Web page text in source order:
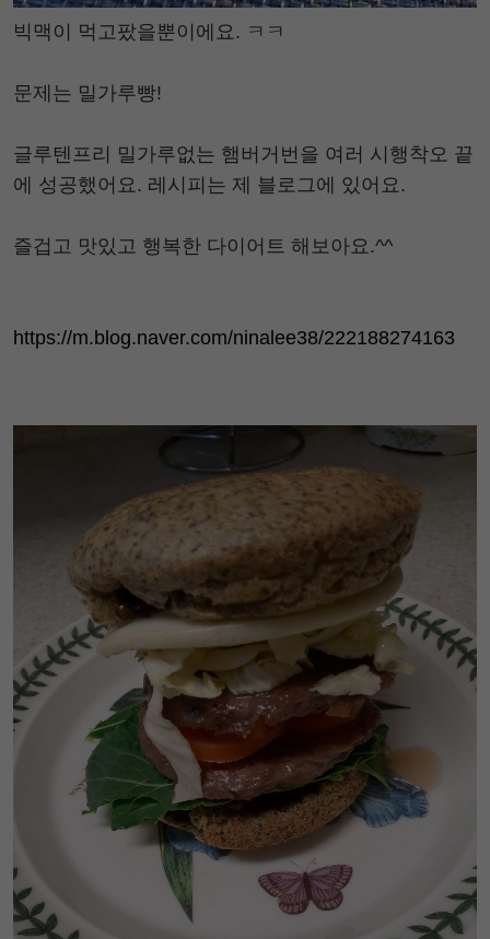
빅맥이 먹고팠을뿐이에요. ㅋㅋ
문제는 밀가루빵!
글루텐프리 밀가루없는 햄버거번을 여러 시행착오 끝
에 성공했어요. 레시피는 제 블로그에 있어요.
즐겁고 맛있고 행복한 다이어트 해보아요.^^
https://m.blog.naver.com/ninalee38/222188274163